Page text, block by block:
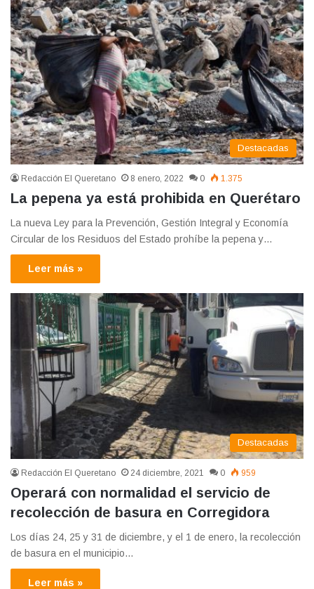
Destacadas
Redacción El Queretano 8 enero, 2022 0 1.375
La pepena ya está prohibida en Querétaro
La nueva Ley para la Prevención, Gestión Integral y Economía
Circular de los Residuos del Estado prohíbe la pepena y…
Leer más »
Destacadas
Redacción El Queretano 24 diciembre, 2021 0 959
Operará con normalidad el servicio de
recolección de basura en Corregidora
Los días 24, 25 y 31 de diciembre, y el 1 de enero, la recolección
de basura en el municipio…
Leer más »